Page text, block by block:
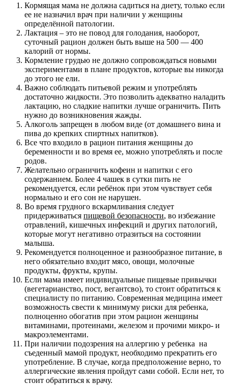
Кормящая мама не должна садиться на диету, только если
ее не назначил врач при наличии у женщины
определённой патологии.
Лактация – это не повод для голодания, наоборот,
суточный рацион должен быть выше на 500 — 400
калорий от нормы.
Кормление грудью не должно сопровождаться новыми
экспериментами в плане продуктов, которые вы никогда
до этого не ели.
Важно соблюдать питьевой режим и употреблять
достаточно жидкости. Это позволить адекватно наладить
лактацию, но сладкие напитки лучше ограничить. Пить
нужно до возникновения жажды.
Алкоголь запрещен в любом виде (от домашнего вина и
пива до крепких спиртных напитков).
Все что входило в рацион питания женщины до
беременности и во время ее, можно употреблять и после
родов.
Желательно ограничить кофеин и напитки с его
содержанием. Более 4 чашек в сутки пить не
рекомендуется, если ребёнок при этом чувствует себя
нормально и его сон не нарушен.
Во время грудного вскармливания следует
придерживаться пищевой безопасности, во избежание
отравлений, кишечных инфекций и других патологий,
которые могут негативно отразиться на состоянии
малыша.
Рекомендуется полноценное и разнообразное питание, в
него обязательно входит мясо, овощи, молочные
продукты, фрукты, крупы.
Если мама имеет индивидуальные пищевые привычки
(вегетарианство, пост, вегантсво), то стоит обратиться к
специалисту по питанию. Современная медицина имеет
возможность свести к минимуму риски для ребенка,
полноценно обогатив при этом рацион женщины
витаминами, протеинами, железом и прочими микро- и
макроэлементами.
При наличии подозрения на аллергию у ребенка на
съеденный мамой продукт, необходимо прекратить его
употребление. В случае, когда предположение верно, то
аллергические явления пройдут сами собой. Если нет, то
стоит обратиться к врачу.